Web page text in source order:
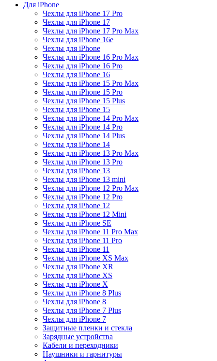
Для iPhone
Чехлы для iPhone 17 Pro
Чехлы для iPhone 17
Чехлы для iPhone 17 Pro Max
Чехлы для iPhone 16e
Чехлы для iPhone
Чехлы для iPhone 16 Pro Max
Чехлы для iPhone 16 Pro
Чехлы для iPhone 16
Чехлы для iPhone 15 Pro Max
Чехлы для iPhone 15 Pro
Чехлы для iPhone 15 Plus
Чехлы для iPhone 15
Чехлы для iPhone 14 Pro Max
Чехлы для iPhone 14 Pro
Чехлы для iPhone 14 Plus
Чехлы для iPhone 14
Чехлы для iPhone 13 Pro Max
Чехлы для iPhone 13 Pro
Чехлы для iPhone 13
Чехлы для iPhone 13 mini
Чехлы для iPhone 12 Pro Max
Чехлы для iPhone 12 Pro
Чехлы для iPhone 12
Чехлы для iPhone 12 Mini
Чехлы для iPhone SE
Чехлы для iPhone 11 Pro Max
Чехлы для iPhone 11 Pro
Чехлы для iPhone 11
Чехлы для iPhone XS Max
Чехлы для iPhone XR
Чехлы для iPhone XS
Чехлы для iPhone X
Чехлы для iPhone 8 Plus
Чехлы для iPhone 8
Чехлы для iPhone 7 Plus
Чехлы для iPhone 7
Защитные пленки и стекла
Зарядные устройства
Кабели и переходники
Наушники и гарнитуры